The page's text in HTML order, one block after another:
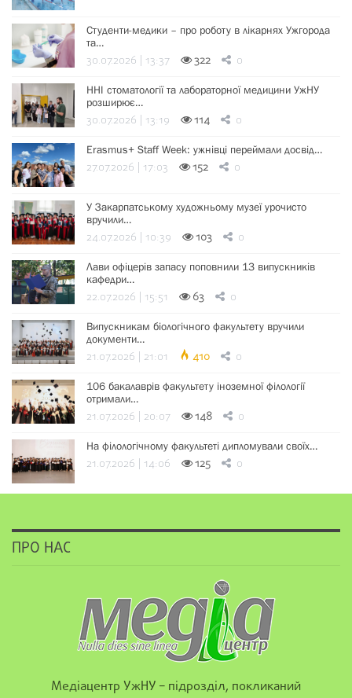
Студенти-медики – про роботу в лікарнях Ужгорода
та…
30.07.2026 | 13:37 322 0
ННІ стоматології та лабораторної медицини УжНУ
розширює…
30.07.2026 | 13:19 114 0
Erasmus+ Staff Week: ужнівці переймали досвід…
27.07.2026 | 17:03 152 0
У Закарпатському художньому музеї урочисто
вручили…
24.07.2026 | 10:39 103 0
Лави офіцерів запасу поповнили 13 випускників
кафедри…
22.07.2026 | 15:51 63 0
Випускникам біологічного факультету вручили
документи…
21.07.2026 | 21:01 410 0
106 бакалаврів факультету іноземної філології
отримали…
21.07.2026 | 20:07 148 0
На філологічному факультеті дипломували своїх…
21.07.2026 | 14:06 125 0
ПРО НАС
Медіацентр УжНУ – підрозділ, покликаний